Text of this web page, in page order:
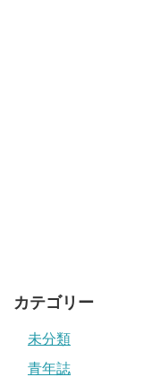
カテゴリー
未分類
青年誌